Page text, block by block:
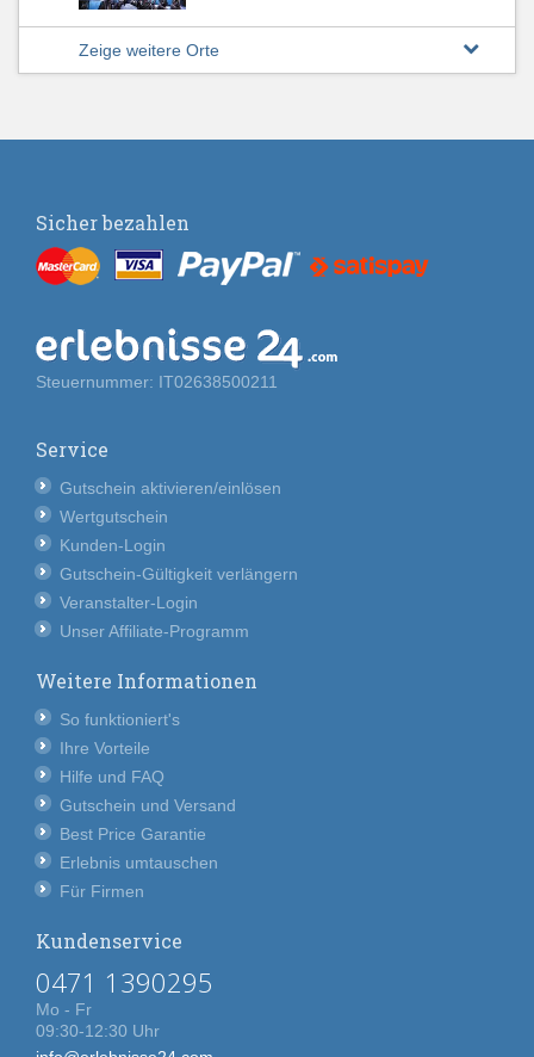
Zeige weitere Orte
Sicher bezahlen
Steuernummer: IT02638500211
Service
Gutschein aktivieren/einlösen
Wertgutschein
Kunden-Login
Gutschein-Gültigkeit verlängern
Veranstalter-Login
Unser Affiliate-Programm
Weitere Informationen
So funktioniert's
Ihre Vorteile
Hilfe und FAQ
Gutschein und Versand
Best Price Garantie
Erlebnis umtauschen
Für Firmen
Kundenservice
0471 1390295
Mo - Fr
09:30-12:30 Uhr